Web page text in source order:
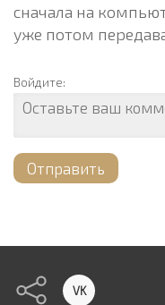
сначала на
уже потом
Войдите:
Отправить
VK